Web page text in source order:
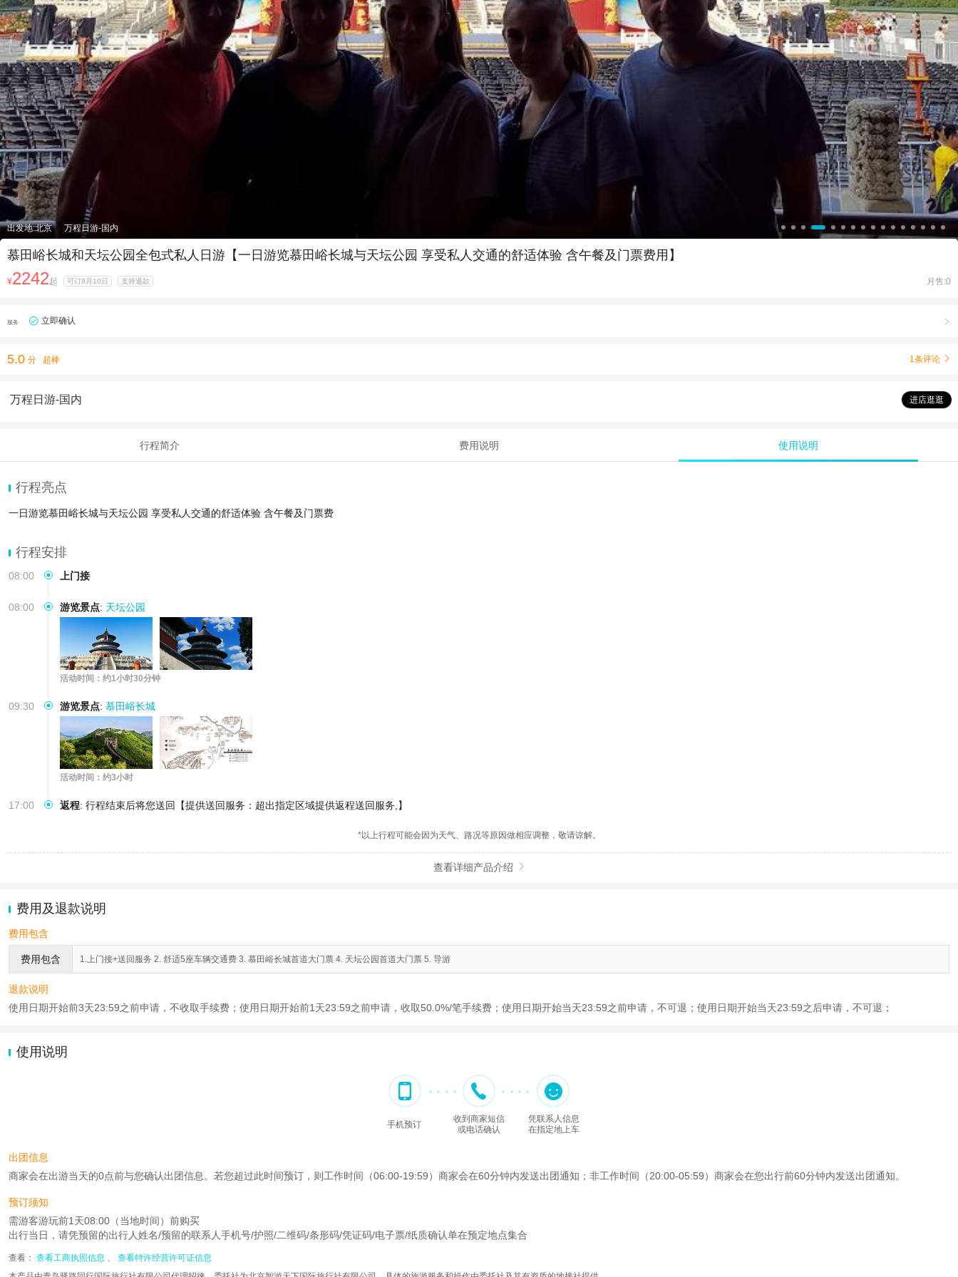
出发地:北京 万程日游-国内
慕田峪长城和天坛公园全包式私人日游【一日游览慕田峪长城与天坛公园 享受私人交通的舒适体验 含午餐及门票费用】
¥2242起 可订8月10日 支持退款 月售:0
服务 立即确认 
5.0 分 超棒 1条评论 
万程日游-国内 进店逛逛
行程简介 费用说明 使用说明
行程亮点
一日游览慕田峪长城与天坛公园 享受私人交通的舒适体验 含午餐及门票费
行程安排
08:00 上门接
08:00 游览景点: 天坛公园
活动时间：约1小时30分钟
09:30 游览景点: 慕田峪长城
活动时间：约3小时
17:00 返程: 行程结束后将您送回【提供送回服务：超出指定区域提供返程送回服务,】
*以上行程可能会因为天气、路况等原因做相应调整，敬请谅解。
查看详细产品介绍 
费用及退款说明
费用包含
费用包含 1.上门接+送回服务 2. 舒适5座车辆交通费 3. 慕田峪长城首道大门票 4. 天坛公园首道大门票 5. 导游
退款说明
使用日期开始前3天23:59之前申请，不收取手续费；使用日期开始前1天23:59之前申请，收取50.0%/笔手续费；使用日期开始当天23:59之前申请，不可退；使用日期开始当天23:59之后申请，不可退；
使用说明
手机预订
收到商家短信
或电话确认
凭联系人信息
在指定地上车
出团信息
商家会在出游当天的0点前与您确认出团信息。若您超过此时间预订，则工作时间（06:00-19:59）商家会在60分钟内发送出团通知；非工作时间（20:00-05:59）商家会在您出行前60分钟内发送出团通知。
预订须知
需游客游玩前1天08:00（当地时间）前购买
出行当日，请凭预留的出行人姓名/预留的联系人手机号/护照/二维码/条形码/凭证码/电子票/纸质确认单在预定地点集合
查看： 查看工商执照信息 、
查看特许经营许可证信息